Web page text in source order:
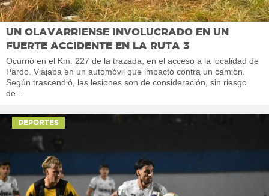
UN OLAVARRIENSE INVOLUCRADO EN UN
FUERTE ACCIDENTE EN LA RUTA 3
Ocurrió en el Km. 227 de la trazada, en el acceso a la localidad de
Pardo. Viajaba en un automóvil que impactó contra un camión.
Según trascendió, las lesiones son de consideración, sin riesgo
de...
DEPORTES